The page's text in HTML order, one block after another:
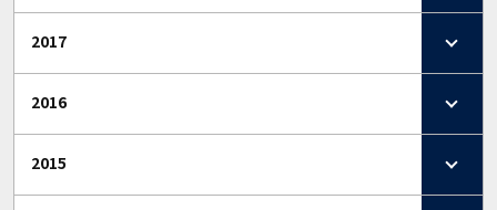
2017
2016
2015